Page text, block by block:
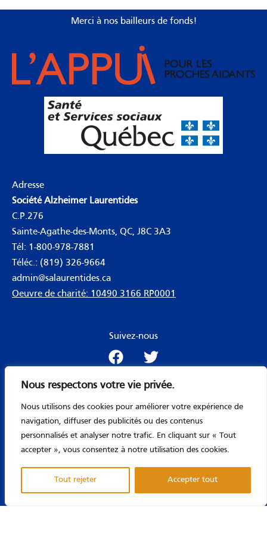
Nous respectons votre vie privée.
Nous utilisons des cookies pour améliorer votre expérience de
navigation, diffuser des publicités ou des contenus
personnalisés et analyser notre trafic. En cliquant sur « Tout
accepter », vous consentez à notre utilisation des cookies.
Tout rejeter Accepter tout
Merci à nos bailleurs de fonds!
Adresse
Société Alzheimer Laurentides
C.P.276
Sainte-Agathe-des-Monts, QC, J8C 3A3
Tél: 1-800-978-7881
Téléc.: (819) 326-9664
admin@salaurentides.ca
Oeuvre de charité: 10490 3166 RP0001
Suivez-nous
F
a
b
o
o
k
T
w
t
e
r